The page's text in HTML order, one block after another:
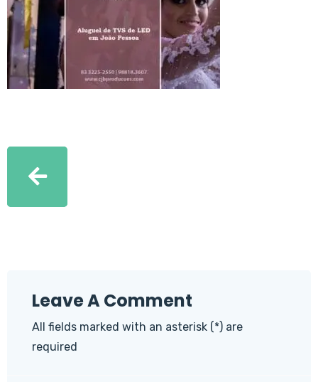
Leave A Comment
All fields marked with an asterisk (*) are
required